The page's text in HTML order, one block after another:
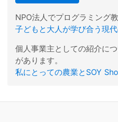
NPO法人でプログラミング
子どもと大人が学び合う現
個人事業主としての紹介に
があります。
私にとっての農業とSOY